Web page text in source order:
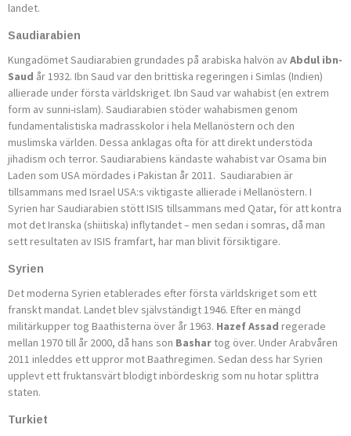
landet.
Saudiarabien
Kungadömet Saudiarabien grundades på arabiska halvön avAbdul ibn-
Saud år 1932. Ibn Saud var den brittiska rege­ringen i Simlas (Indien)
allierade under första världskriget. Ibn Saud var wahabist (en extrem
form av sunni-islam). Saudiarabien stöder wahabismen genom
fundamentalistiska madrasskolor i hela Mellanöstern och den
muslimska världen. Dessa anklagas ofta för att direkt understöda
jihadism och terror. Saudiarabiens kändaste wahabist var Osama bin
Laden som USA mördades i Pakistan år 2011. Saudiarabien är
tillsammans med Israel USA:s viktigaste allie­rade i Mellanöstern. I
Syrien har Saudiarabien stött ISIS tillsammans med Qatar, för att kontra
mot det Iranska (shiitiska) inflytandet – men sedan i somras, då man
sett resultaten av ISIS framfart, har man blivit försiktigare.
Syrien
Det moderna Syrien etablerades efter första världskriget som ett
franskt mandat. Landet blev självständigt 1946. Efter en mängd
militärkupper tog Baathisterna över år 1963. Hazef Assad regerade
mellan 1970 till år 2000, då hans son Bashar tog över. Under Arabvåren
2011 inleddes ett uppror mot Baathregimen. Sedan dess har Syrien
upplevt ett fruktansvärt blodigt inbördeskrig som nu hotar splittra
staten.
Turkiet